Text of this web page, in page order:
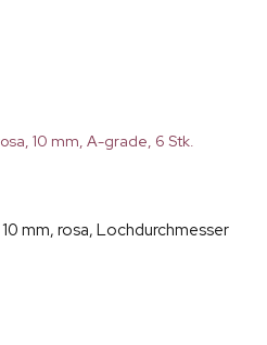
10 mm, A-grade, 6 Stk.
mm, rosa, Lochdurchmesser